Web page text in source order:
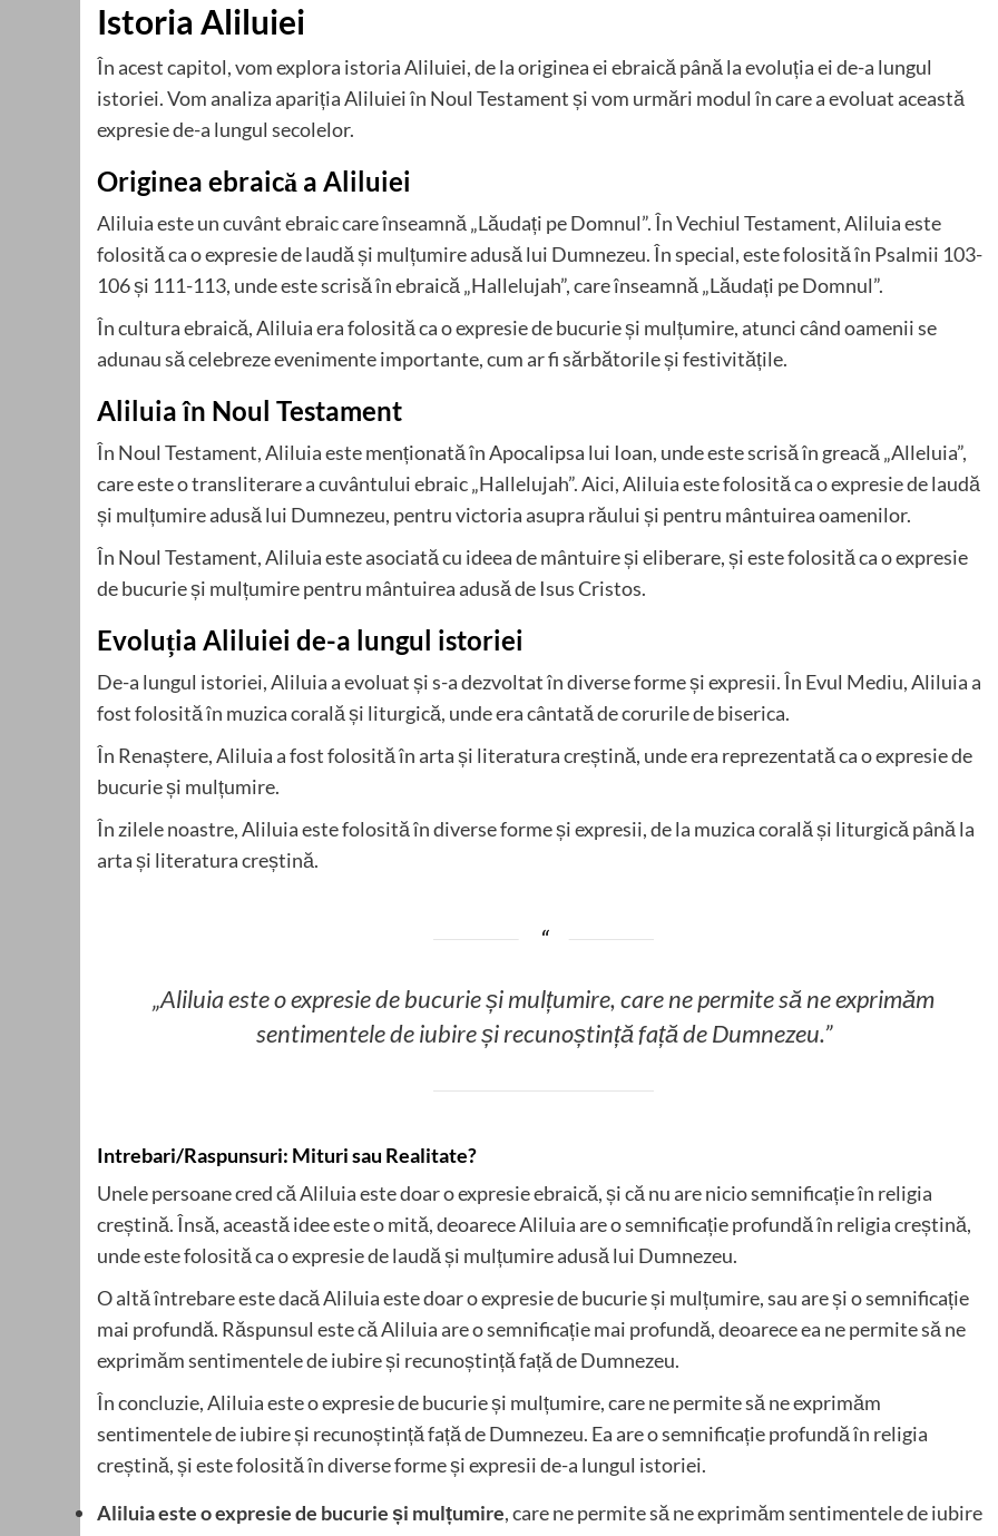
Istoria Aliluiei
În acest capitol, vom explora istoria Aliluiei, de la originea ei ebraică până la evoluția ei de-a lungul
istoriei. Vom analiza apariția Aliluiei în Noul Testament și vom urmări modul în care a evoluat această
expresie de-a lungul secolelor.
Originea ebraică a Aliluiei
Aliluia este un cuvânt ebraic care înseamnă „Lăudați pe Domnul”. În Vechiul Testament, Aliluia este
folosită ca o expresie de laudă și mulțumire adusă lui Dumnezeu. În special, este folosită în Psalmii 103-
106 și 111-113, unde este scrisă în ebraică „Hallelujah”, care înseamnă „Lăudați pe Domnul”.
În cultura ebraică, Aliluia era folosită ca o expresie de bucurie și mulțumire, atunci când oamenii se
adunau să celebreze evenimente importante, cum ar fi sărbătorile și festivitățile.
Aliluia în Noul Testament
În Noul Testament, Aliluia este menționată în Apocalipsa lui Ioan, unde este scrisă în greacă „Alleluia”,
care este o transliterare a cuvântului ebraic „Hallelujah”. Aici, Aliluia este folosită ca o expresie de laudă
și mulțumire adusă lui Dumnezeu, pentru victoria asupra răului și pentru mântuirea oamenilor.
În Noul Testament, Aliluia este asociată cu ideea de mântuire și eliberare, și este folosită ca o expresie
de bucurie și mulțumire pentru mântuirea adusă de Isus Cristos.
Evoluția Aliluiei de-a lungul istoriei
De-a lungul istoriei, Aliluia a evoluat și s-a dezvoltat în diverse forme și expresii. În Evul Mediu, Aliluia a
fost folosită în muzica corală și liturgică, unde era cântată de corurile de biserica.
În Renaștere, Aliluia a fost folosită în arta și literatura creștină, unde era reprezentată ca o expresie de
bucurie și mulțumire.
În zilele noastre, Aliluia este folosită în diverse forme și expresii, de la muzica corală și liturgică până la
arta și literatura creștină.
„Aliluia este o expresie de bucurie și mulțumire, care ne permite să ne exprimăm
sentimentele de iubire și recunoștință față de Dumnezeu.”
Intrebari/Raspunsuri: Mituri sau Realitate?
Unele persoane cred că Aliluia este doar o expresie ebraică, și că nu are nicio semnificație în religia
creștină. Însă, această idee este o mită, deoarece Aliluia are o semnificație profundă în religia creștină,
unde este folosită ca o expresie de laudă și mulțumire adusă lui Dumnezeu.
O altă întrebare este dacă Aliluia este doar o expresie de bucurie și mulțumire, sau are și o semnificație
mai profundă. Răspunsul este că Aliluia are o semnificație mai profundă, deoarece ea ne permite să ne
exprimăm sentimentele de iubire și recunoștință față de Dumnezeu.
În concluzie, Aliluia este o expresie de bucurie și mulțumire, care ne permite să ne exprimăm
sentimentele de iubire și recunoștință față de Dumnezeu. Ea are o semnificație profundă în religia
creștină, și este folosită în diverse forme și expresii de-a lungul istoriei.
Aliluia este o expresie de bucurie și mulțumire, care ne permite să ne exprimăm sentimentele de iubire